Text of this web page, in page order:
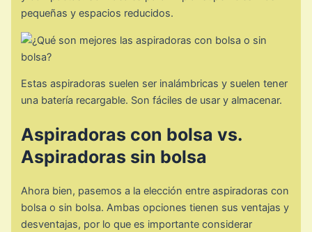
pequeñas y espacios reducidos.
Estas aspiradoras suelen ser inalámbricas y suelen tener
una batería recargable. Son fáciles de usar y almacenar.
Aspiradoras con bolsa vs.
Aspiradoras sin bolsa
Ahora bien, pasemos a la elección entre aspiradoras con
bolsa o sin bolsa. Ambas opciones tienen sus ventajas y
desventajas, por lo que es importante considerar